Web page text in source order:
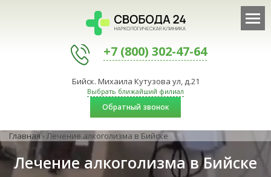
+7 (800) 302-47-64
Бийск. Михаила Кутузова ул, д.21
Выбрать ближайший филиал
Обратный звонок
Главная › Лечение алкоголизма в Бийске
Лечение алкоголизма в Бийске